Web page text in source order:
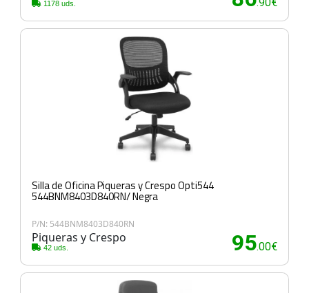
1178 uds.
Silla de Oficina Piqueras y Crespo Opti544
544BNM8403D840RN/ Negra
P/N: 544BNM8403D840RN
Piqueras y Crespo
42 uds. 95.00€